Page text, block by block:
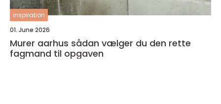
inspiration
01. June 2026
Murer aarhus sådan vælger du den rette
fagmand til opgaven